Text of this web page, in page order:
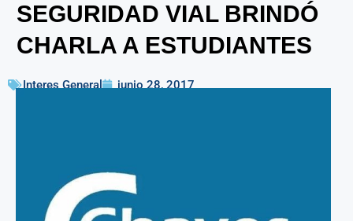
SEGURIDAD VIAL BRINDÓ
CHARLA A ESTUDIANTES
Interes General junio 28, 2017